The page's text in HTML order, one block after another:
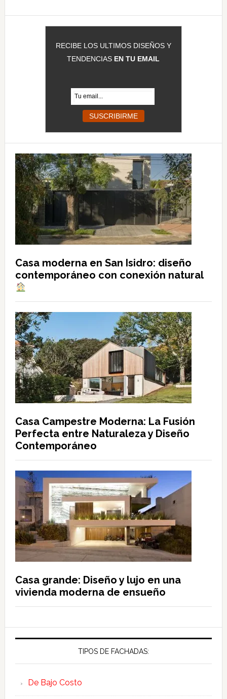
RECIBE LOS ULTIMOS DISEÑOS Y
TENDENCIAS EN TU EMAIL
Casa moderna en San Isidro: diseño
contemporáneo con conexión natural
Casa Campestre Moderna: La Fusión
Perfecta entre Naturaleza y Diseño
Contemporáneo
Casa grande: Diseño y lujo en una
vivienda moderna de ensueño
TIPOS DE FACHADAS:
De Bajo Costo